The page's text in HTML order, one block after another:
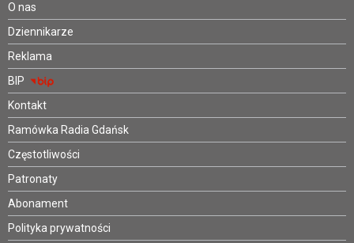
O nas
Dziennikarze
Reklama
BIP
Kontakt
Ramówka Radia Gdańsk
Częstotliwości
Patronaty
Abonament
Polityka prywatności